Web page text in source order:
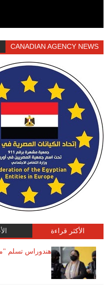
CANADIAN AGENCY NEWS
الأكثر قراءة
هندوراس تسلم